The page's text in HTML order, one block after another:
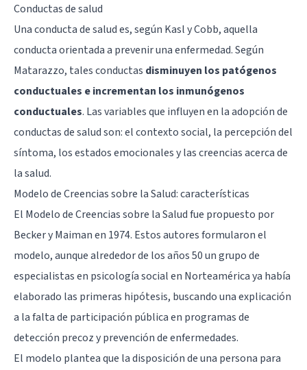
Conductas de salud
Una conducta de salud es, según Kasl y Cobb, aquella
conducta orientada a prevenir una enfermedad. Según
Matarazzo, tales conductas disminuyen los patógenos
conductuales e incrementan los inmunógenos
conductuales. Las variables que influyen en la adopción de
conductas de salud son: el contexto social, la percepción del
síntoma, los estados emocionales y las creencias acerca de
la salud.
Modelo de Creencias sobre la Salud: características
El Modelo de Creencias sobre la Salud fue propuesto por
Becker y Maiman en 1974. Estos autores formularon el
modelo, aunque alrededor de los años 50 un grupo de
especialistas en psicología social en Norteamérica ya había
elaborado las primeras hipótesis, buscando una explicación
a la falta de participación pública en programas de
detección precoz y prevención de enfermedades.
El modelo plantea que la disposición de una persona para